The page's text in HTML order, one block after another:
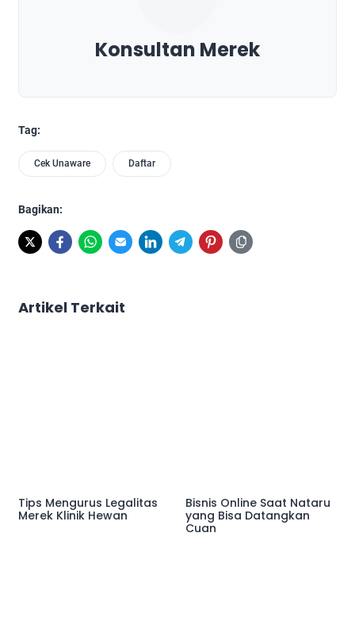
Konsultan Merek
Tag:
Cek Unaware Daftar
Bagikan:
Artikel Terkait
Tips Mengurus Legalitas
Merek Klinik Hewan
Bisnis Online Saat Nataru
yang Bisa Datangkan
Cuan